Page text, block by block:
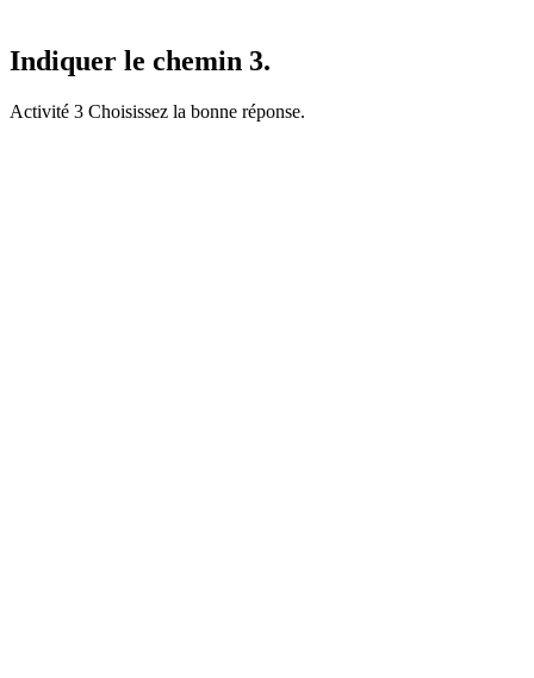
Indiquer le chemin 3.
Activité 3 Choisissez la bonne réponse.